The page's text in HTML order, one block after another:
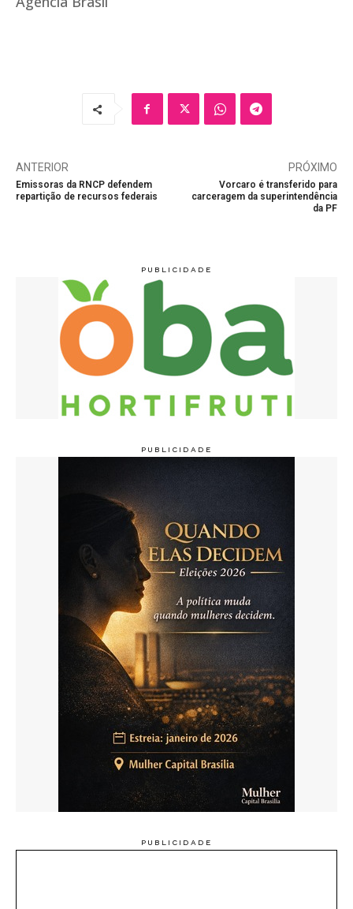
ANTERIOR
Emissoras da RNCP defendem
repartição de recursos federais
PRÓXIMO
Vorcaro é transferido para
carceragem da superintendência
da PF